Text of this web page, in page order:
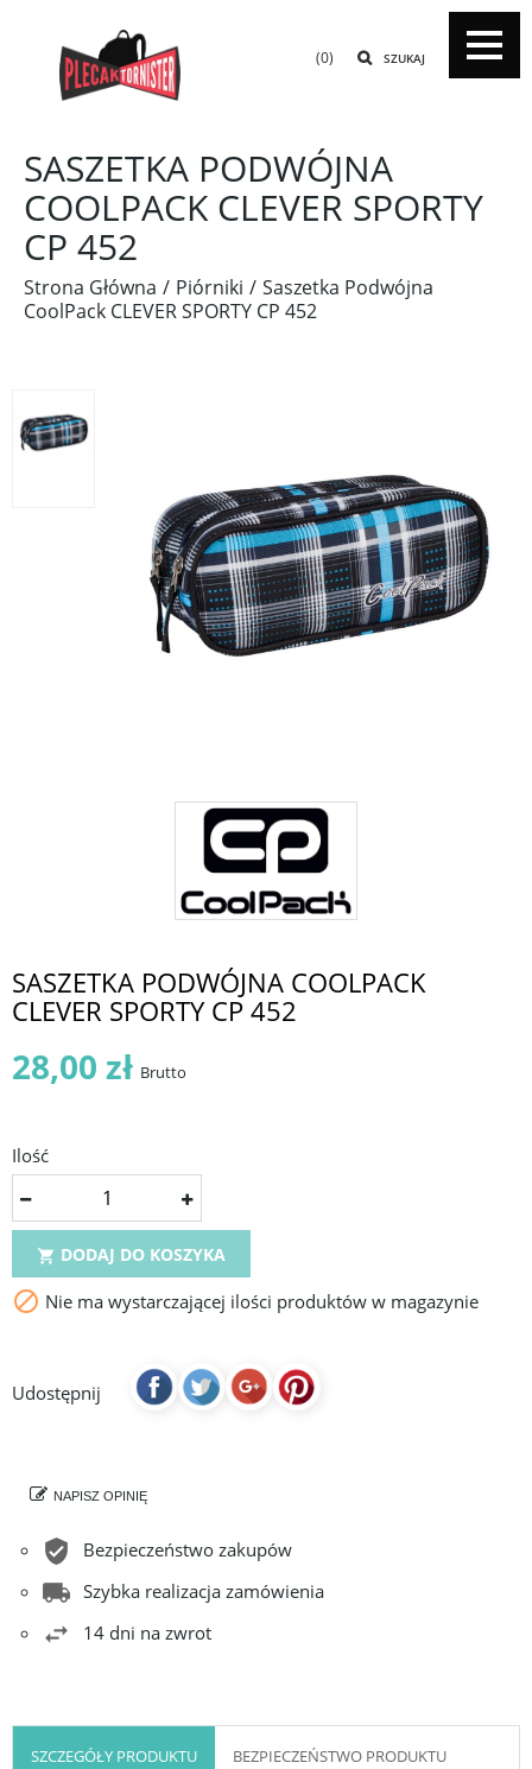
SZUKAJ
(0)
SASZETKA PODWÓJNA
COOLPACK CLEVER SPORTY
CP 452
Strona Główna Piórniki
Saszetka Podwójna
CoolPack CLEVER SPORTY CP 452
SASZETKA PODWÓJNA COOLPACK
CLEVER SPORTY CP 452
28,00 zł Brutto
Ilość
 DODAJ DO KOSZYKA
 Nie ma wystarczającej ilości produktów w magazynie
Udostępnij
NAPISZ OPINIĘ
Bezpieczeństwo zakupów
Szybka realizacja zamówienia
14 dni na zwrot
SZCZEGÓŁY PRODUKTU BEZPIECZEŃSTWO PRODUKTU